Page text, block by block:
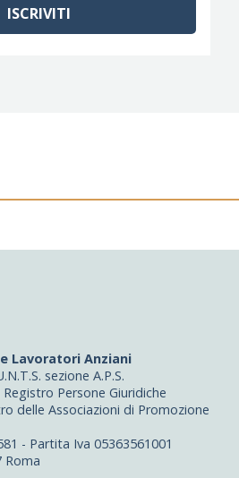
ISCRIVITI
Lavoratori Anziani
sezione A.P.S.
Persone Giuridiche
delle Associazioni di Promozione
- Partita Iva 05363561001
Roma